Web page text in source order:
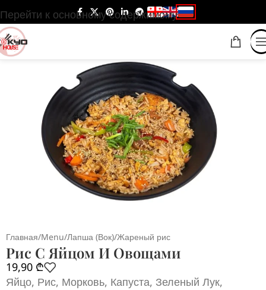
Перейти к основному содержимому
Главная/Menu/Лапша (Вок)/Жареный рис
Рис С Яйцом И Овощами
19,90 ₾
Яйцо, Рис, Морковь, Капуста, Зеленый Лук,